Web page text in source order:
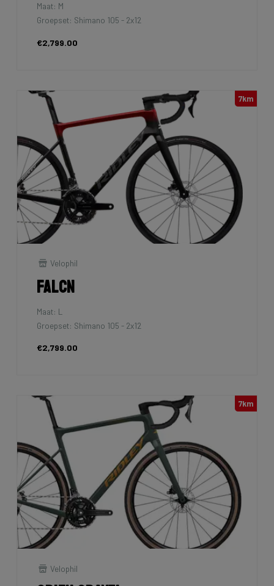
Maat: M
Groepset: Shimano 105 - 2x12
€2,799.00
7km
Velophil
Falcn
Maat: L
Groepset: Shimano 105 - 2x12
€2,799.00
7km
Velophil